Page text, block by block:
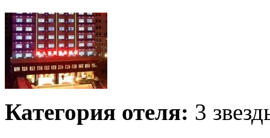
Категория отеля: 3